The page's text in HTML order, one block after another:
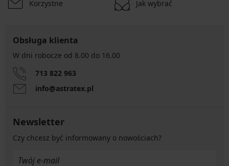
Korzystne Jak wybrać
Obsługa klienta
W dni robocze od 8.00 do 16.00
713 822 963
info@astratex.pl
Newsletter
Czy chcesz być informowany o nowościach?